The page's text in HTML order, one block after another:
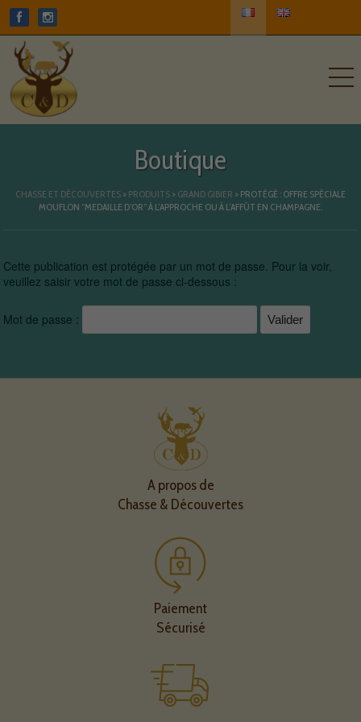
Boutique
CHASSE ET DÉCOUVERTES > PRODUITS > GRAND GIBIER > PROTÉGÉ : OFFRE SPÉCIALE
MOUFLON “MEDAILLE D’OR” À L’APPROCHE OU À L’AFFÛT EN CHAMPAGNE.
Cette publication est protégée par un mot de passe. Pour la voir,
veuillez saisir votre mot de passe ci-dessous :
Mot de passe :
A propos de
Chasse & Découvertes
Paiement
Sécurisé